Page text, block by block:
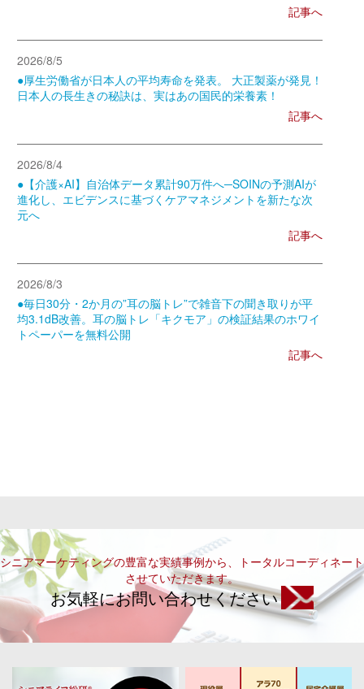
記事へ
2026/8/5
●厚生労働省が日本人の平均寿命を発表。 大正製薬が発見！
日本人の長生きの秘訣は、実はあの国民的栄養素！
記事へ
2026/8/4
●【介護×AI】自治体データ累計90万件へ─SOINの予測AIが
進化し、エビデンスに基づくケアマネジメントを新たな次
元へ
記事へ
2026/8/3
●毎日30分・2か月の”耳の脳トレ”で雑音下の聞き取りが平
均3.1dB改善。耳の脳トレ「キクモア」の検証結果のホワイ
トペーパーを無料公開
記事へ
シニアマーケティングの豊富な実績事例から、トータルコーディネート
させていただきます。
お気軽にお問い合わせください